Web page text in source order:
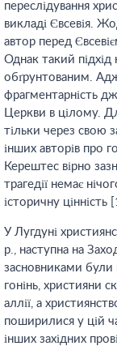
переслідування
викладі Євсевія.
автор перед
Однак такий
обґрунтованим.
фрагментарність
Церкви в цілому.
тільки через свою
інших авторів про
Керештес вірно
трагедії немає
історичну цінність
У Лугдуні
р., наступна на
засновниками були
гонінь, християни
аллії, а
поширилися у цій
інших західних